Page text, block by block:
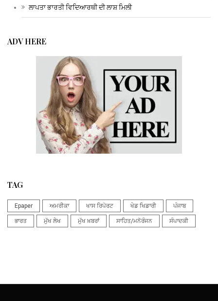
ਲਾਪਤਾ ਭਾਰਤੀ ਵਿਦਿਆਰਥੀ ਦੀ ਲਾਸ਼ ਮਿਲੀ
ADV HERE
TAG
Epaper ਅਮਰੀਕਾ ਖਾਸ ਰਿਪੋਰਟ ਖੇਡ ਖਿਡਾਰੀ ਪੰਜਾਬ
ਭਾਰਤ ਮੁੱਖ ਲੇਖ ਮੁੱਖ ਖ਼ਬਰਾਂ ਸਾਹਿਤ/ਮਨੋਰੰਜਨ ਸੰਪਾਦਕੀ